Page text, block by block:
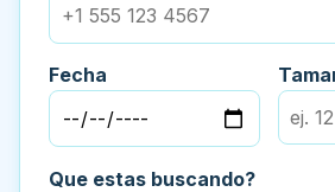
Fecha
Que estas buscando?